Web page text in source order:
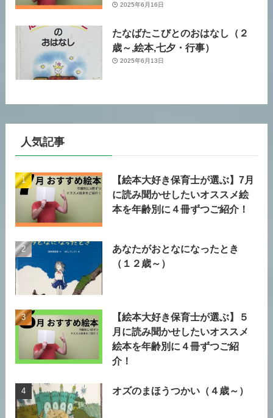
2025年6月16日
たなばたこびとのおはなし（２
歳～,絵本,七夕・行事）
2025年6月13日
人気記事
【絵本大好き保育士が選ぶ】7月
に読み聞かせしたいオススメ絵
本を年齢別に４冊ずつご紹介！
あなたがおとなになったとき
（１２歳～）
【絵本大好き保育士が選ぶ】５
月に読み聞かせしたいオススメ
絵本を年齢別に４冊ずつご紹
介！
オズのまほうつかい（４歳～）